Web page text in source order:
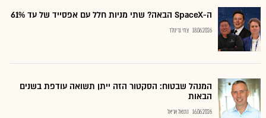
ה-SpaceX הבאה? שתי מניות חלל עם אפסייד של עד 61%
18.06.2026 צחי גרינולד
המנהל שבטוח: הסקטור הזה ייתן תשואה עודפת בשנים
הבאות
16.06.2026 נתנאל אריאל